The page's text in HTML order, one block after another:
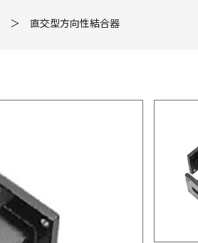
＞ 直交型方向性結合器